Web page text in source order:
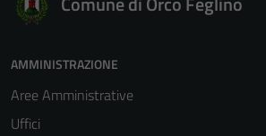
AMMINISTRAZIONE
Aree Amministrative
Uffici